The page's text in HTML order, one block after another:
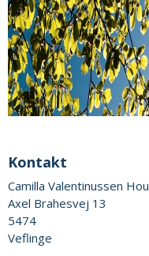
Kontakt
Camilla Valentinussen Hou
Axel Brahesvej 13
5474
Veflinge